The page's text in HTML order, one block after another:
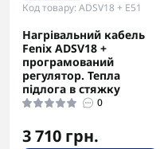
Код товару: ADSV18 + E51
Нагрівальний кабель
Fenix ADSV18 +
програмований
регулятор. Тепла
підлога в стяжку
0
3 710 грн.